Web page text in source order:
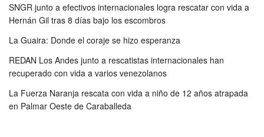
SNGR junto a efectivos internacionales logra rescatar con vida a
Hernán Gil tras 8 días bajo los escombros
La Guaira: Donde el coraje se hizo esperanza
REDAN Los Andes junto a rescatistas internacionales han
recuperado con vida a varios venezolanos
La Fuerza Naranja rescata con vida a niño de 12 años atrapada
en Palmar Oeste de Caraballeda